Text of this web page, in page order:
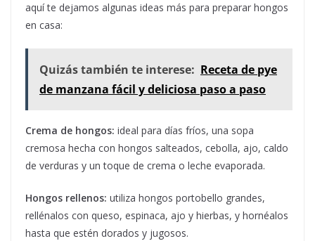
aquí te dejamos algunas ideas más para preparar hongos
en casa:
Quizás también te interese: Receta de pye
de manzana fácil y deliciosa paso a paso
Crema de hongos: ideal para días fríos, una sopa
cremosa hecha con hongos salteados, cebolla, ajo, caldo
de verduras y un toque de crema o leche evaporada.
Hongos rellenos: utiliza hongos portobello grandes,
rellénalos con queso, espinaca, ajo y hierbas, y hornéalos
hasta que estén dorados y jugosos.